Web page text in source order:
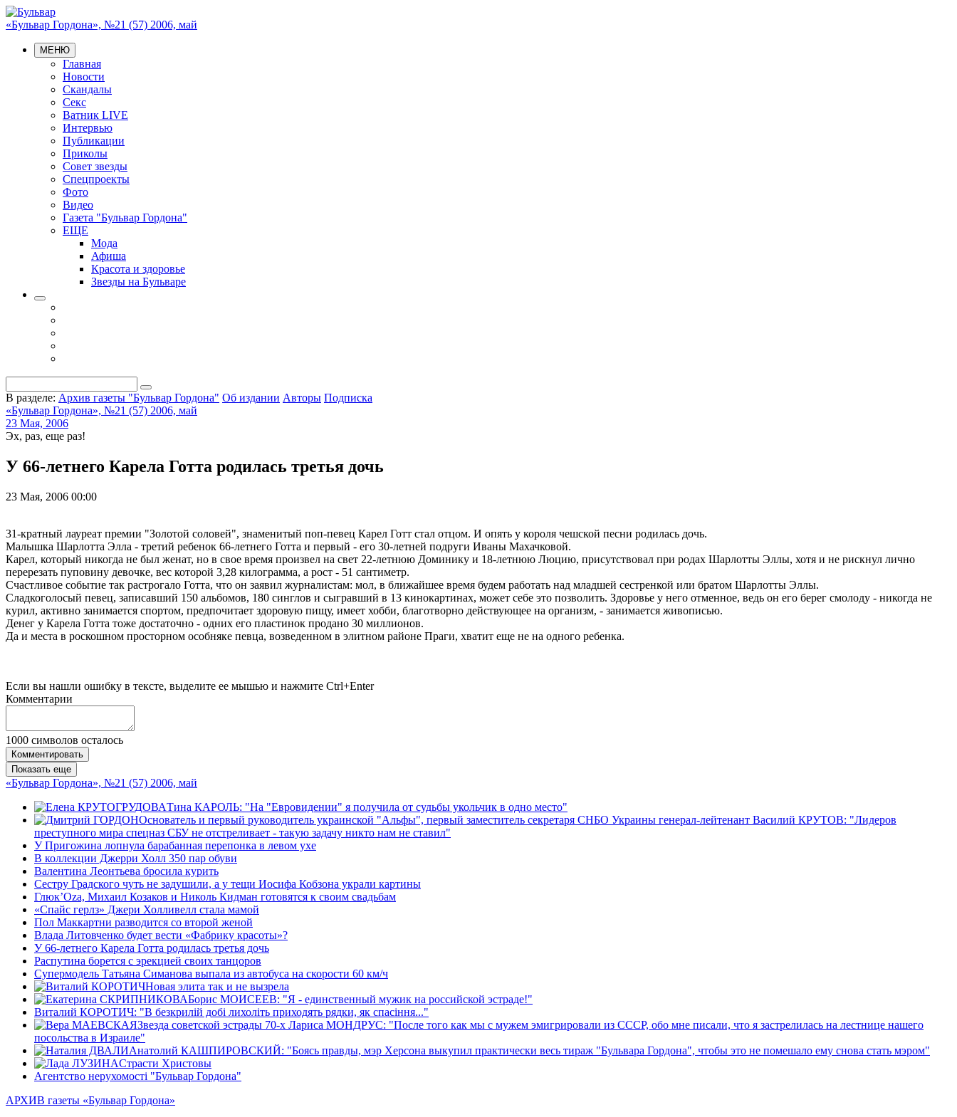
«Бульвар Гордона», №21 (57) 2006, май
МЕНЮ
Главная
Новости
Скандалы
Секс
Ватник LIVE
Интервью
Публикации
Приколы
Совет звезды
Спецпроекты
Фото
Видео
Газета "Бульвар Гордона"
ЕЩЕ
Мода
Афиша
Красота и здоровье
Звезды на Бульваре
В разделе: Архив газеты "Бульвар Гордона" Об издании Авторы Подписка
«Бульвар Гордона», №21 (57) 2006, май
23 Мая, 2006
Эх, раз, еще раз!
У 66-летнего Карела Готта родилась третья дочь
23 Мая, 2006 00:00
31-кратный лауреат премии "Золотой соловей", знаменитый поп-певец Карел Готт стал отцом. И опять у короля чешской песни родилась дочь.
Малышка Шарлотта Элла - третий ребенок 66-летнего Готта и первый - его 30-летней подруги Иваны Махачковой.
Карел, который никогда не был женат, но в свое время произвел на свет 22-летнюю Доминику и 18-летнюю Люцию, присутствовал при родах Шарлотты Эллы, хотя и не рискнул лично
перерезать пуповину девочке, вес которой 3,28 килограмма, а рост - 51 сантиметр.
Счастливое событие так растрогало Готта, что он заявил журналистам: мол, в ближайшее время будем работать над младшей сестренкой или братом Шарлотты Эллы.
Сладкоголосый певец, записавший 150 альбомов, 180 синглов и сыгравший в 13 кинокартинах, может себе это позволить. Здоровье у него отменное, ведь он его берег смолоду - никогда не
курил, активно занимается спортом, предпочитает здоровую пищу, имеет хобби, благотворно действующее на организм, - занимается живописью.
Денег у Карела Готта тоже достаточно - одних его пластинок продано 30 миллионов.
Да и места в роскошном просторном особняке певца, возведенном в элитном районе Праги, хватит еще не на одного ребенка.
Если вы нашли ошибку в тексте, выделите ее мышью и нажмите Ctrl+Enter
Комментарии
1000 символов осталось
Комментировать
Показать еще
«Бульвар Гордона», №21 (57) 2006, май
Тина КАРОЛЬ: "На "Евровидении" я получила от судьбы укольчик в одно место"
Основатель и первый руководитель украинской "Альфы", первый заместитель секретаря СНБО Украины генерал-лейтенант Василий КРУТОВ: "Лидеров
преступного мира спецназ СБУ не отстреливает - такую задачу никто нам не ставил"
У Пригожина лопнула барабанная перепонка в левом ухе
В коллекции Джерри Холл 350 пар обуви
Валентина Леонтьева бросила курить
Сестру Градского чуть не задушили, а у тещи Иосифа Кобзона украли картины
Глюк’Ozа, Михаил Козаков и Николь Кидман готовятся к своим свадьбам
«Спайс герлз» Джери Холливелл стала мамой
Пол Маккартни разводится со второй женой
Влада Литовченко будет вести «Фабрику красоты»?
У 66-летнего Карела Готта родилась третья дочь
Распутина борется с эрекцией своих танцоров
Супермодель Татьяна Симанова выпала из автобуса на скорости 60 км/ч
Новая элита так и не вызрела
Борис МОИСЕЕВ: "Я - единственный мужик на российской эстраде!"
Виталий КОРОТИЧ: "В безкрилiй добi лихолiть приходять рядки, як спасiння..."
Звезда советской эстрады 70-х Лариса МОНДРУС: "После того как мы с мужем эмигрировали из СССР, обо мне писали, что я застрелилась на лестнице нашего
посольства в Израиле"
Анатолий КАШПИРОВСКИЙ: "Боясь правды, мэр Херсона выкупил практически весь тираж "Бульвара Гордона", чтобы это не помешало ему снова стать мэром"
Страсти Христовы
Агентство нерухомості "Бульвар Гордона"
АРХИВ газеты «Бульвар Гордона»